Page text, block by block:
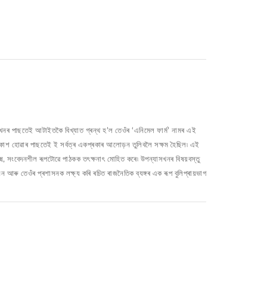
পাছতেই আটাইতকৈ বিখ্যাত গ্ৰন্থ হ’ল তেওঁৰ ‘এনিমেল ফাৰ্ম’ নামৰ এই
হোৱাৰ পাছতেই ই সৰ্বত্ৰ একপ্ৰকাৰ আলোড়ন তুলিবলৈ সক্ষম হৈছিল৷ এই
সংবেদনশীল ৰূপটোৱে পাঠকক তৎক্ষনাৎ মোহিত কৰে৷ উপন্যাসখনৰ বিষয়বস্তু
আৰু তেওঁৰ প্ৰশাসনক লক্ষ্য কৰি ৰচিত ৰাজনৈতিক ব্যঙ্গৰ এক ৰূপ বুলিপ্ৰায়ভাগ